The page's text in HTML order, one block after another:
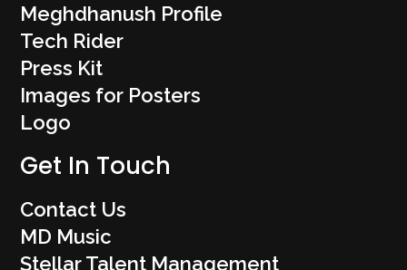
Meghdhanush Profile
Tech Rider
Press Kit
Images for Posters
Logo
Get In Touch
Contact Us
MD Music
Stellar Talent Management